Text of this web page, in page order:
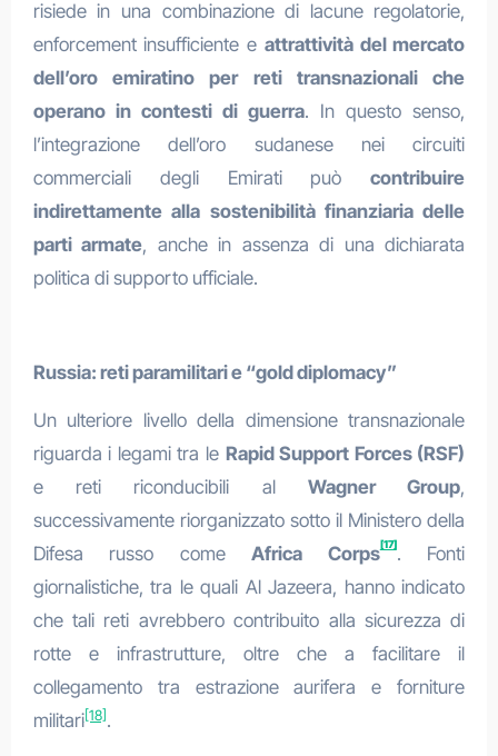
risiede in una combinazione di lacune regolatorie,
enforcement insufficiente e attrattività del mercato
dell’oro emiratino per reti transnazionali che
operano in contesti di guerra. In questo senso,
l’integrazione dell’oro sudanese nei circuiti
commerciali degli Emirati puòcontribuire
indirettamente alla sostenibilità finanziaria delle
parti armate, anche in assenza di una dichiarata
politica di supporto ufficiale.
Russia: reti paramilitari e “gold diplomacy”
Un ulteriore livello della dimensione transnazionale
riguarda i legami tra le Rapid Support Forces (RSF)
e reti riconducibili al Wagner Group,
successivamente riorganizzato sotto il Ministero della
Difesa russo comeAfrica Corps[17]. Fonti
giornalistiche, tra le quali Al Jazeera, hanno indicato
che tali reti avrebbero contribuito alla sicurezza di
rotte e infrastrutture, oltre che a facilitare il
collegamento tra estrazione aurifera e forniture
militari[18].